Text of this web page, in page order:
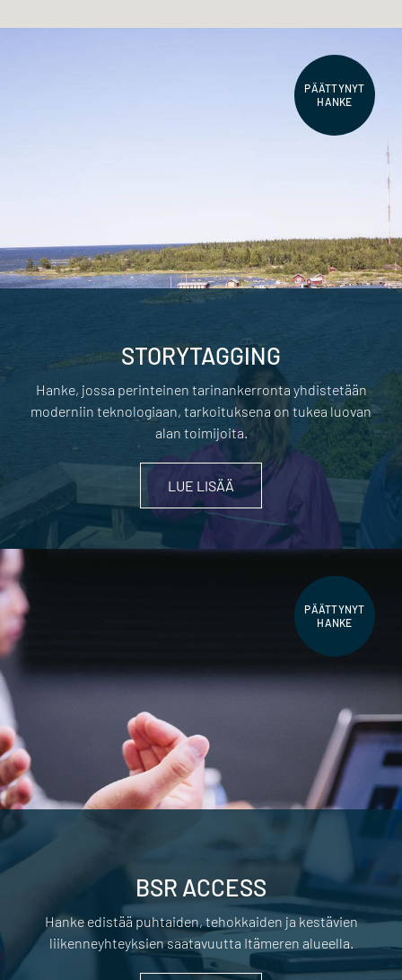
PÄÄTTYNYT
HANKE
STORYTAGGING
Hanke, jossa perinteinen tarinankerronta yhdistetään
moderniin teknologiaan, tarkoituksena on tukea luovan
alan toimijoita.
LUE LISÄÄ
PÄÄTTYNYT
HANKE
BSR ACCESS
Hanke edistää puhtaiden, tehokkaiden ja kestävien
liikenneyhteyksien saatavuutta Itämeren alueella.